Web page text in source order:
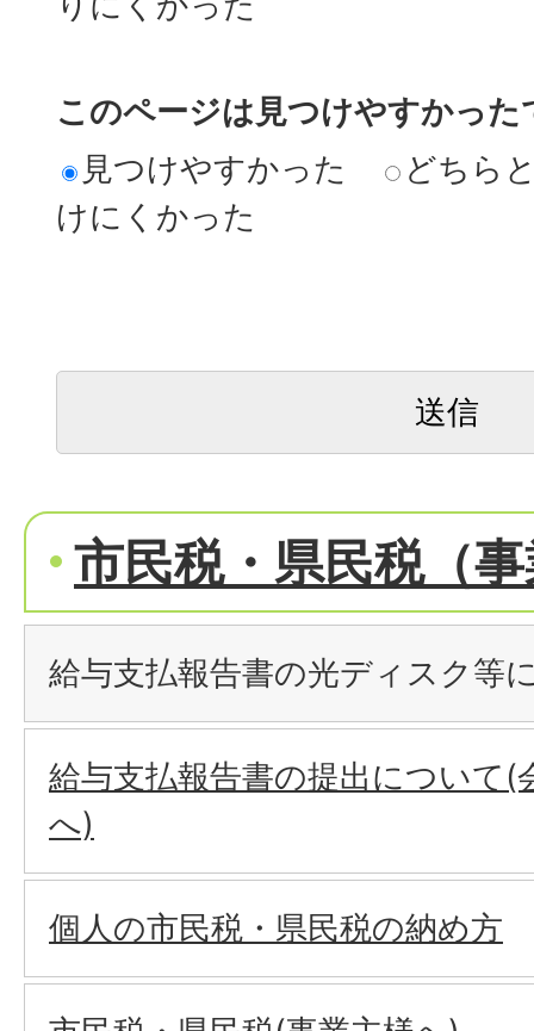
このページは見つけやすかった
見つけやすかった
どちら
けにくかった
市民税・県民税（
給与支払報告書の光ディスク等
給与支払報告書の提出について(
へ)
個人の市民税・県民税の納め方